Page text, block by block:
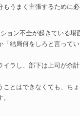
うまく主張するために
ョン不全が起きている場
「結局何をしろと言って
ラし、部下は上司が余
とはできなくても、ち